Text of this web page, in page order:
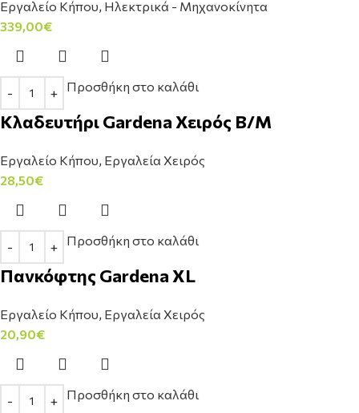
Εργαλείο Κήπου, Ηλεκτρικά - Μηχανοκίνητα
339,00€
Προσθήκη στο καλάθι
Κλαδευτήρι Gardena Χειρός Β/Μ
Εργαλείο Κήπου, Εργαλεία Χειρός
28,50€
Προσθήκη στο καλάθι
Πανκόφτης Gardena XL
Εργαλείο Κήπου, Εργαλεία Χειρός
20,90€
Προσθήκη στο καλάθι